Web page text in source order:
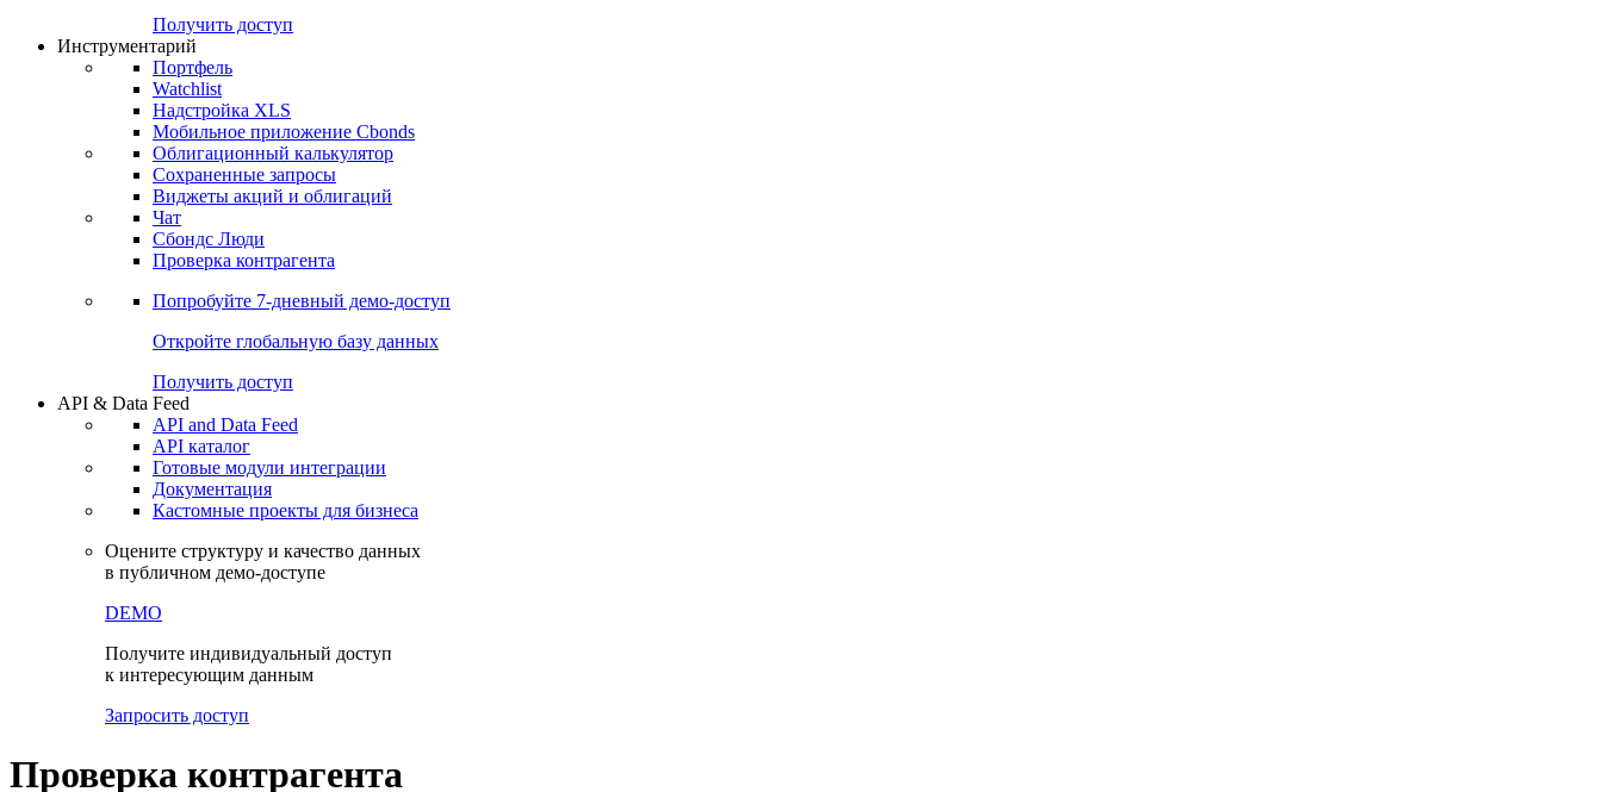
Попробуйте7-дневный
Откройте глобальную базу данных
Получить доступ
Инструментарий
Портфель
Watchlist
Надстройка XLS
Мобильное приложение Cbonds
Облигационный калькулятор
Сохраненные запросы
Виджеты акций и облигаций
Чат
Сбондс Люди
Проверка контрагента
Попробуйте7-дневный
Откройте глобальную базу данных
Получить доступ
API & Data Feed
API and Data Feed
API каталог
Документация
Кастомные проекты для бизнеса
Оцените структуру и качество данных
в публичном демо-доступе
DEMO
Получите индивидуальный доступ